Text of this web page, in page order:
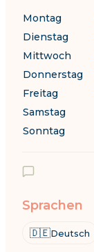
Montag
Dienstag
Mittwoch
Donnerstag
Freitag
Samstag
Sonntag
Sprachen
🇩🇪Deutsch